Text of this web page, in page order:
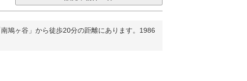
鳩ヶ谷」から徒歩20分の距離にあります。1986